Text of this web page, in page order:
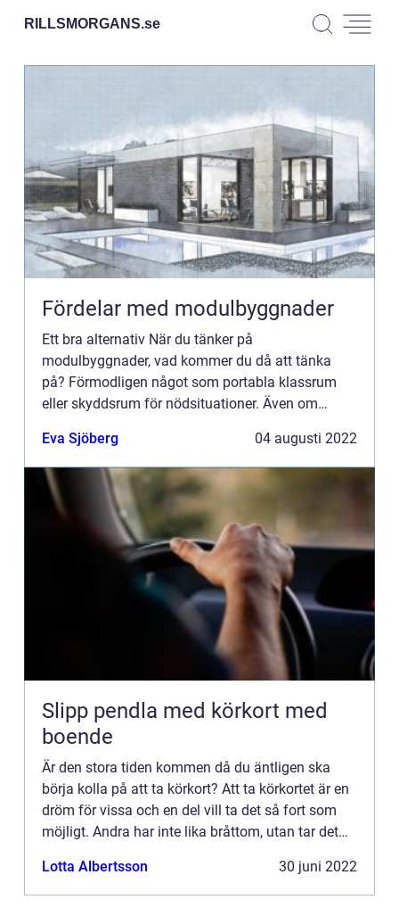
RILLSMORGANS.se
Fördelar med modulbyggnader
Ett bra alternativ När du tänker på
modulbyggnader, vad kommer du då att tänka
på? Förmodligen något som portabla klassrum
eller skyddsrum för nödsituationer. Även om
modulbyggnader finns det många andra fördel...
Eva Sjöberg 04 augusti 2022
Slipp pendla med körkort med
boende
Är den stora tiden kommen då du äntligen ska
börja kolla på att ta körkort? Att ta körkortet är en
dröm för vissa och en del vill ta det så fort som
möjligt. Andra har inte lika bråttom, utan tar det
...
Lotta Albertsson 30 juni 2022